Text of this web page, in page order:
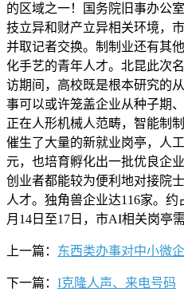
的区域之一！国务院旧事办公
技立异和财产立异相关环境，
并取记者交换。制制业还有其
化手艺的青年人才。北昆此次
访期间，高校既是根本研究的
事可以或许笼盖企业从种子期
正在人形机械人范畴，智能制
催生了大量的新就业岗亭，人
元，也培育孵化出一批优良企
创业者都能较为便利地对接院
人才。独角兽企业达116家。约
月14日至17日，市AI相关岗亭
上一篇： 东西类办事对中小微
下一篇： I克隆人声、来电号码